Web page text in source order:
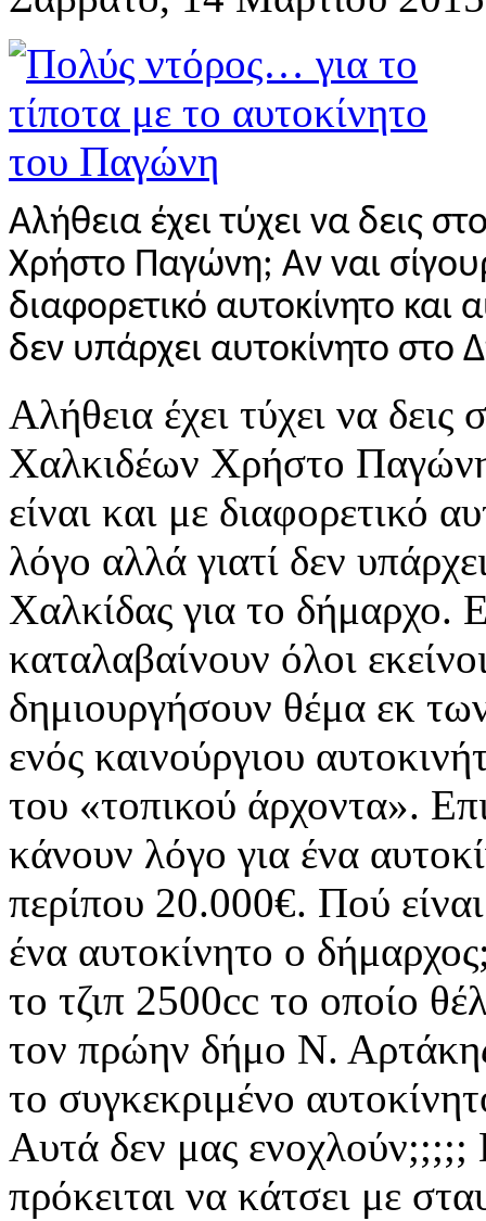
Αλήθεια έχει τύχει να δεις
Χρήστο Παγώνη; Αν ναι
διαφορετικό αυτοκίνητο και
δεν υπάρχει αυτοκίνητο στο
Αλήθεια έχει τύχει να
Χαλκιδέων Χρήστο
είναι και με διαφορετικό
λόγο αλλά γιατί δεν
Χαλκίδας για το δήμαρχο.
καταλαβαίνουν όλοι
δημιουργήσουν θέμα εκ
ενός καινούργιου
του «τοπικού άρχοντα».
κάνουν λόγο για ένα
περίπου 20.000€. Πού
ένα αυτοκίνητο ο
το τζιπ 2500cc το οποίο
τον πρώην δήμο Ν.
το συγκεκριμένο
Αυτά δεν μας
πρόκειται να κάτσει με